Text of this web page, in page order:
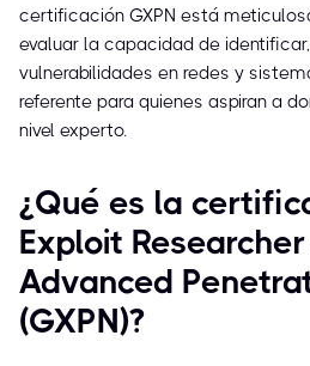
certificación GXPN está
evaluar la capacidad de
vulnerabilidades en redes y
referente para quienes aspiran a
nivel experto.
¿Qué es la
Exploit
Advanced
(GXPN)?